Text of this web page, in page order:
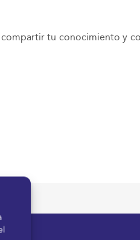
tu conocimiento y